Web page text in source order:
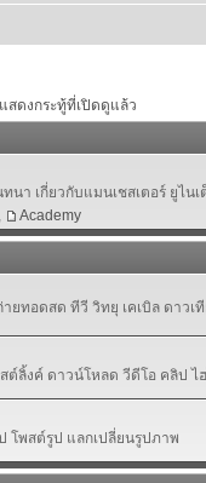
แสดงกระทู้ที่เปิดดูแล้ว
นา เกี่ยวกับแมนเชสเตอร์ ยูไนเ
, Academy
ยทอดสด ทีวี วิทยุ เคเบิล ดาวเ
ต์ลิ้งค์ ดาวน์โหลด วีดีโอ คลิป ไ
โพสต์รูป แลกเปลี่ยนรูปภาพ